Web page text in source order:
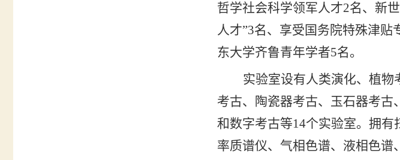
哲学社会科学领军人才2名、新
人才”3名、享受国务院特殊津贴
东大学齐鲁青年学者5名。
实验室设有人类演化、植
考古、陶瓷器考古、玉石器考
和数字考古等14个实验室。拥有
率质谱仪、气相色谱、液相色